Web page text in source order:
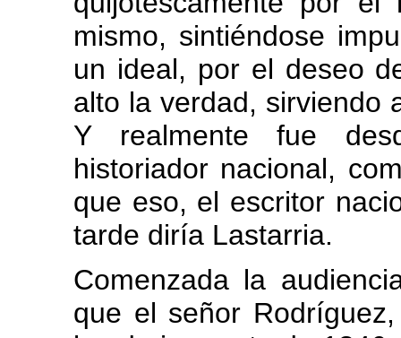
mismo, sintiéndose
un ideal, por el deseo
alto la verdad, sirviendo
Y realmente fue
historiador nacional,
que eso, el escritor
tarde diría Lastarria.
Comenzada la
que el señor